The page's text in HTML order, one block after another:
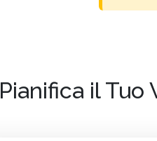
Pianifica il